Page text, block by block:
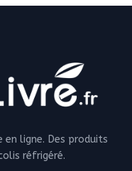
en ligne. Des produits
réfrigéré.